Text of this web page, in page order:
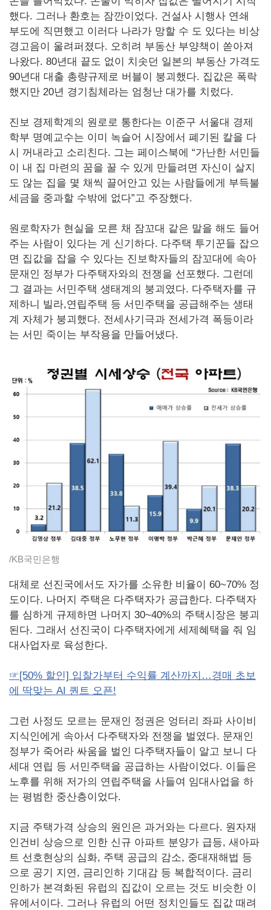
했다. 그러나 환호는 잠깐이었다. 건설사 시행사 연쇄
부도에 직면했고 이러다 나라가 망할 수 도 있다는 비상
경고음이 울려퍼졌다. 오히려 부동산 부양책이 쏟아져
나왔다. 80년대 끝도 없이 치솟던 일본의 부동산 가격도
90년대 대출 총량규제로 버블이 붕괴했다. 집값은 폭락
했지만 20년 경기침체라는 엄청난 대가를 치렀다.
진보 경제학계의 원로로 통한다는 이준구 서울대 경제
학부 명예교수는 이미 녹슬어 시장에서 폐기된 칼을 다
시 꺼내라고 소리친다. 그는 페이스북에 “가난한 서민들
이 내 집 마련의 꿈을 꿀 수 있게 만들려면 자신이 살지
도 않는 집을 몇 채씩 끌어안고 있는 사람들에게 부득불
세금을 중과할 수밖에 없다”고 주장했다.
원로학자가 현실을 모른 채 잠꼬대 같은 말을 해도 들어
주는 사람이 있다는 게 신기하다. 다주택 투기꾼들 잡으
면 집값을 잡을 수 있다는 진보학자들의 잠꼬대에 속아
문재인 정부가 다주택자와의 전쟁을 선포했다. 그런데
그 결과는 서민주택 생태계의 붕괴였다. 다주택자를 규
제하니 빌라,연립주택 등 서민주택을 공급해주는 생태
계 자체가 붕괴했다. 전세사기극과 전세가격 폭등이라
는 서민 죽이는 부작용을 만들어냈다.
/KB국민은행
대체로 선진국에서도 자가를 소유한 비율이 60~70% 정
도이다. 나머지 주택은 다주택자가 공급한다. 다주택자
를 심하게 규제하면 나머지 30~40%의 주택시장은 붕괴
된다. 그래서 선진국이 다주택자에게 세제혜택을 줘 임
대사업자로 육성한다.
☞[50% 할인] 입찰가부터 수익률 계산까지…경매 초보
에 딱맞는 AI 퀀트 오픈!
그런 사정도 모르는 문재인 정권은 엉터리 좌파 사이비
지식인에게 속아서 다주택자와 전쟁을 벌였다. 문재인
정부가 죽어라 싸움을 벌인 다주택자들이 알고 보니 다
세대 연립 등 서민주택을 공급하는 사람이었다. 이들은
노후를 위해 저가의 연립주택을 사들여 임대사업을 하
는 평범한 중산층이었다.
지금 주택가격 상승의 원인은 과거와는 다르다. 원자재
인건비 상승으로 인한 신규 아파트 분양가 급등, 새아파
트 선호현상의 심화, 주택 공급의 감소, 중대재해법 등
으로 공기 지연, 금리인하 기대감 등 복합적이다. 금리
인하가 본격화된 유럽의 집값이 오르는 것도 비슷한 이
유에서이다. 그러나 유럽의 어떤 정치인들도 집값 때려